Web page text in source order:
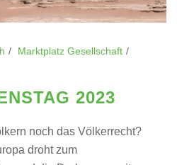
Marktplatz Gesellschaft
2023
noch das Völkerrecht?
droht zum